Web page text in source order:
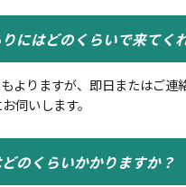
にはどのくらいで来てく
よりますが、即日またはご連
伺いします。
のくらいかかりますか？